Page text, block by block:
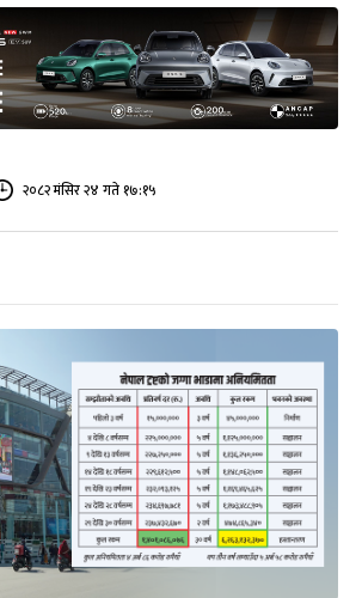
२०८२ मंसिर २४ गते १७:१५